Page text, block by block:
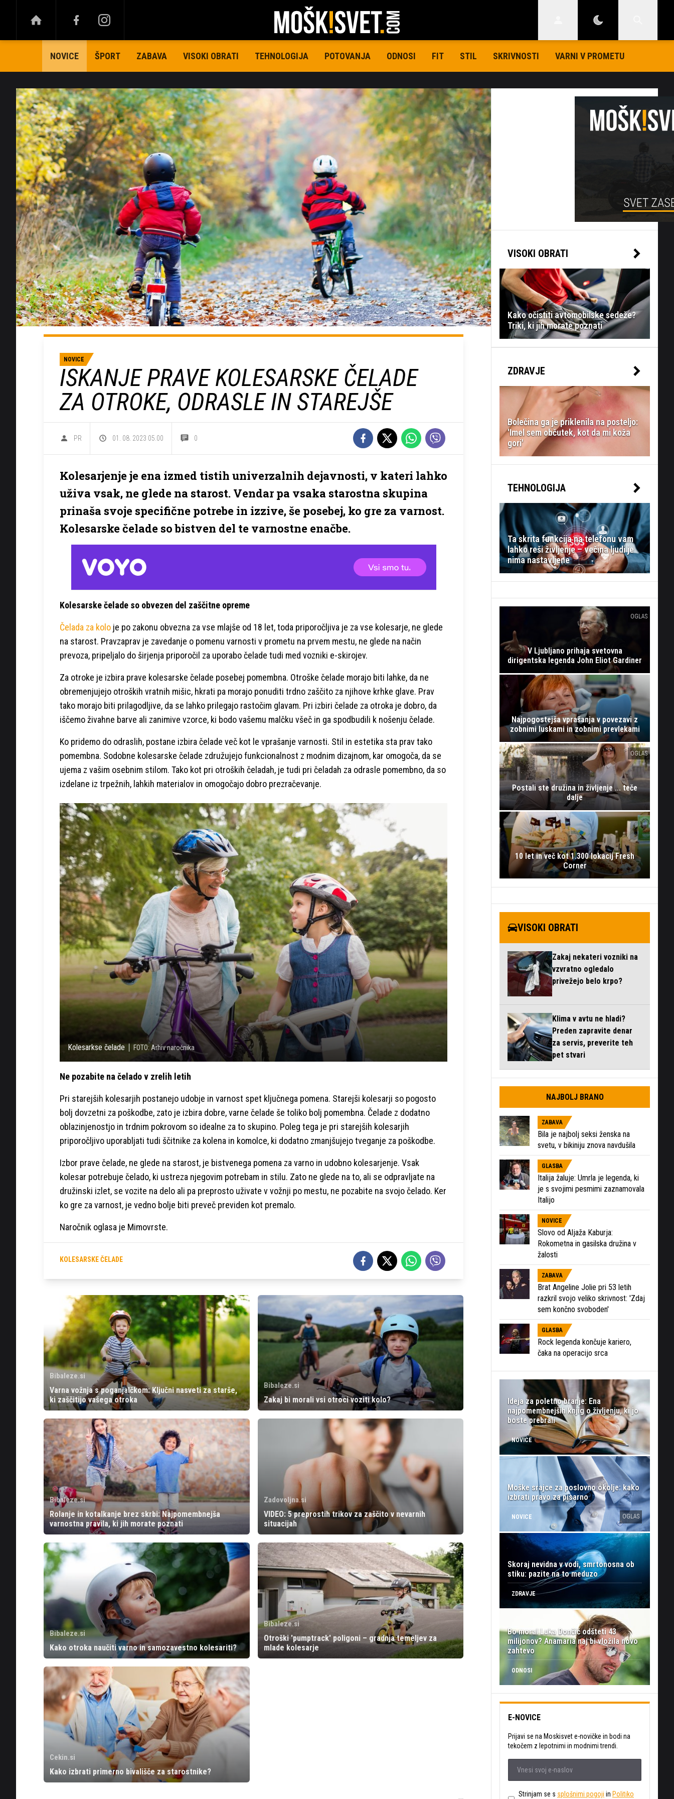
NOVICE ŠPORT ZABAVA VISOKI OBRATI TEHNOLOGIJA POTOVANJA ODNOSI FIT STIL SKRIVNOSTI VARNI V PROMETU
NOVICE
ISKANJE PRAVE KOLESARSKE ČELADE
ZA OTROKE, ODRASLE IN STAREJŠE
PR 01. 08. 2023 05.00 0
Kolesarjenje je ena izmed tistih univerzalnih dejavnosti, v kateri lahko
uživa vsak, ne glede na starost. Vendar pa vsaka starostna skupina
prinaša svoje specifične potrebe in izzive, še posebej, ko gre za varnost.
Kolesarske čelade so bistven del te varnostne enačbe.
Kolesarske čelade so obvezen del zaščitne opreme
Čelada za kolo je po zakonu obvezna za vse mlajše od 18 let, toda priporočljiva je za vse kolesarje, ne glede
na starost. Pravzaprav je zavedanje o pomenu varnosti v prometu na prvem mestu, ne glede na način
prevoza, pripeljalo do širjenja priporočil za uporabo čelade tudi med vozniki e-skirojev.
Za otroke je izbira prave kolesarske čelade posebej pomembna. Otroške čelade morajo biti lahke, da ne
obremenjujejo otroških vratnih mišic, hkrati pa morajo ponuditi trdno zaščito za njihove krhke glave. Prav
tako morajo biti prilagodljive, da se lahko prilegajo rastočim glavam. Pri izbiri čelade za otroka je dobro, da
iščemo živahne barve ali zanimive vzorce, ki bodo vašemu malčku všeč in ga spodbudili k nošenju čelade.
Ko pridemo do odraslih, postane izbira čelade več kot le vprašanje varnosti. Stil in estetika sta prav tako
pomembna. Sodobne kolesarske čelade združujejo funkcionalnost z modnim dizajnom, kar omogoča, da se
ujema z vašim osebnim stilom. Tako kot pri otroških čeladah, je tudi pri čeladah za odrasle pomembno, da so
izdelane iz trpežnih, lahkih materialov in omogočajo dobro prezračevanje.
Kolesarkse čelade FOTO: Arhiv naročnika
Ne pozabite na čelado v zrelih letih
Pri starejših kolesarjih postanejo udobje in varnost spet ključnega pomena. Starejši kolesarji so pogosto
bolj dovzetni za poškodbe, zato je izbira dobre, varne čelade še toliko bolj pomembna. Čelade z dodatno
oblazinjenostjo in trdnim pokrovom so idealne za to skupino. Poleg tega je pri starejših kolesarjih
priporočljivo uporabljati tudi ščitnike za kolena in komolce, ki dodatno zmanjšujejo tveganje za poškodbe.
Izbor prave čelade, ne glede na starost, je bistvenega pomena za varno in udobno kolesarjenje. Vsak
kolesar potrebuje čelado, ki ustreza njegovim potrebam in stilu. Zato ne glede na to, ali se odpravljate na
družinski izlet, se vozite na delo ali pa preprosto uživate v vožnji po mestu, ne pozabite na svojo čelado. Ker
ko gre za varnost, je vedno bolje biti preveč previden kot premalo.
Naročnik oglasa je Mimovrste.
KOLESARSKE ČELADE
Bibaleze.si
Varna vožnja s poganjalčkom: Ključni nasveti za starše,
ki zaščitijo vašega otroka
Bibaleze.si
Zakaj bi morali vsi otroci voziti kolo?
Bibaleze.si
Rolanje in kotalkanje brez skrbi: Najpomembnejša
varnostna pravila, ki jih morate poznati
Zadovoljna.si
VIDEO: 5 preprostih trikov za zaščito v nevarnih
situacijah
Bibaleze.si
Kako otroka naučiti varno in samozavestno kolesariti?
Bibaleze.si
Otroški 'pumptrack' poligoni – gradnja temeljev za
mlade kolesarje
Cekin.si
Kako izbrati primerno bivališče za starostnike?
VISOKI OBRATI
Kako očistiti avtomobilske sedeže?
Triki, ki jih morate poznati
ZDRAVJE
Bolečina ga je priklenila na posteljo:
'Imel sem občutek, kot da mi koža
gori'
TEHNOLOGIJA
Ta skrita funkcija na telefonu vam
lahko reši življenje – večina ljudi je
nima nastavljene
OGLAS
V Ljubljano prihaja svetovna
dirigentska legenda John Eliot Gardiner
Najpogostejša vprašanja v povezavi z
zobnimi luskami in zobnimi prevlekami
OGLAS
Postali ste družina in življenje ... teče
dalje
10 let in več kot 1.300 lokacij Fresh
Corner
VISOKI OBRATI
Zakaj nekateri vozniki na
vzvratno ogledalo
privežejo belo krpo?
Klima v avtu ne hladi?
Preden zapravite denar
za servis, preverite teh
pet stvari
NAJBOLJ BRANO
ZABAVA
Bila je najbolj seksi ženska na
svetu, v bikiniju znova navdušila
GLASBA
Italija žaluje: Umrla je legenda, ki
je s svojimi pesmimi zaznamovala
Italijo
NOVICE
Slovo od Aljaža Kaburja:
Rokometna in gasilska družina v
žalosti
ZABAVA
Brat Angeline Jolie pri 53 letih
razkril svojo veliko skrivnost: 'Zdaj
sem končno svoboden'
GLASBA
Rock legenda končuje kariero,
čaka na operacijo srca
Ideja za poletno branje: Ena
najpomembnejših knjig o življenju, ki jo
boste prebrali
NOVICE
Moške srajce za poslovno okolje: kako
izbrati pravo za pisarno
NOVICE OGLAS
Skoraj nevidna v vodi, smrtonosna ob
stiku: pazite na to meduzo
ZDRAVJE
Bo moral Luka Dončić odšteti 43
milijonov? Anamaria naj bi vložila novo
zahtevo
ODNOSI
E-NOVICE
Prijavi se na Moskisvet e-novičke in bodi na
tekočem z lepotnimi in modnimi trendi.
Strinjam se s splošnimi pogoji in Politiko